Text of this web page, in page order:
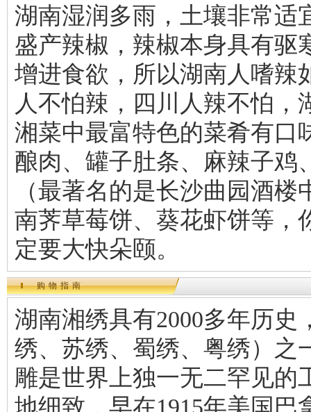
湖南湿润多雨，土壤非常适
盛产辣椒，辣椒本身具有驱
增进食欲，所以湖南人嗜辣
人不怕辣，四川人辣不怕，
湘菜中最富特色的菜肴有口
酿肉、罐子肚条、麻辣子鸡
（最著名的是长沙曲园酒
南荠草莓饼、葵花虾饼等，
定要大快朵颐。
购物指南
湖南湘绣具有2000多年历史
绣、苏绣、蜀绣、粤绣）之
雕是世界上独一无二罕见的
地细致，早在1915年美国巴